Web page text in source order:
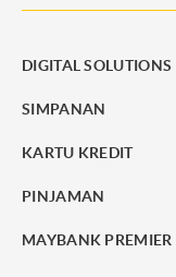
DIGITAL SOLUTIONS
SIMPANAN
KARTU KREDIT
PINJAMAN
MAYBANK PREMIER